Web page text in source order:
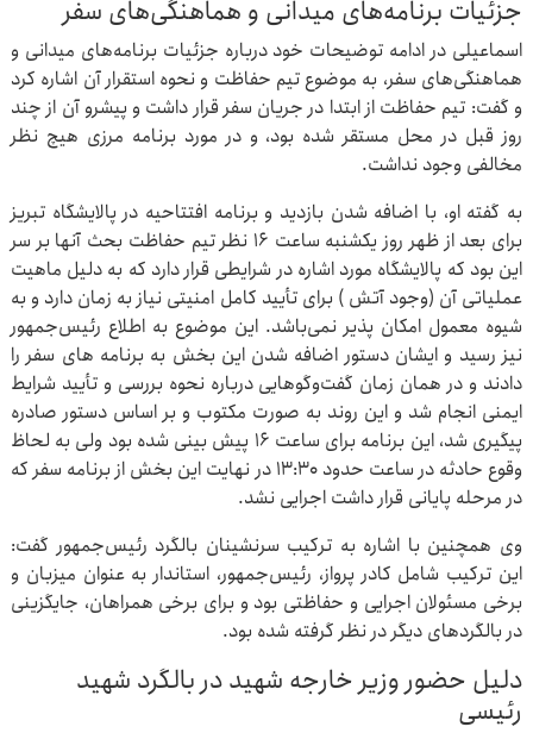
جزئیات برنامه‌های میدانی و هماهنگی‌های سفر
اسماعیلی در ادامه توضیحات خود درباره جزئیات برنامه‌های میدانی و
هماهنگی‌های سفر، به موضوع تیم حفاظت و نحوه استقرار آن اشاره کرد
و گفت: تیم حفاظت از ابتدا در جریان سفر قرار داشت و پیشرو آن از چند
روز قبل در محل مستقر شده بود، و در مورد برنامه مرزی هیچ نظر
مخالفی وجود نداشت.
به گفته او، با اضافه شدن بازدید و برنامه افتتاحیه در پالایشگاه تبریز
برای بعد از ظهر روز یکشنبه ساعت ۱۶ نظر تیم حفاظت بحث آنها بر سر
این بود که پالایشگاه مورد اشاره در شرایطی قرار دارد که به دلیل ماهیت
عملیاتی آن (وجود آتش ) برای تأیید کامل امنیتی نیاز به زمان دارد و به
شیوه معمول امکان پذیر نمی‌باشد. این موضوع به اطلاع رئیس‌جمهور
نیز رسید و ایشان دستور اضافه شدن این بخش به برنامه های سفر را
دادند و در همان زمان گفت‌وگوهایی درباره نحوه بررسی و تأیید شرایط
ایمنی انجام شد و این روند به صورت مکتوب و بر اساس دستور صادره
پیگیری شد، این برنامه برای ساعت ۱۶ پیش بینی شده بود ولی به لحاظ
وقوع حادثه در ساعت حدود ۱۳:۳۰ در نهایت این بخش از برنامه سفر که
در مرحله پایانی قرار داشت اجرایی نشد.
وی همچنین با اشاره به ترکیب سرنشینان بالگرد رئیس‌جمهور گفت:
این ترکیب شامل کادر پرواز، رئیس‌جمهور، استاندار به عنوان میزبان و
برخی مسئولان اجرایی و حفاظتی بود و برای برخی همراهان، جایگزینی
در بالگردهای دیگر در نظر گرفته شده بود.
دلیل حضور وزیر خارجه شهید در بالگرد شهید
رئیسی